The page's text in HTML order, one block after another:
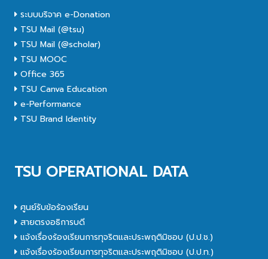
ระบบบริจาค e-Donation
TSU Mail (@tsu)
TSU Mail (@scholar)
TSU MOOC
Office 365
TSU Canva Education
e-Performance
TSU Brand Identity
TSU OPERATIONAL DATA
ศูนย์รับข้อร้องเรียน
สายตรงอธิการบดี
แจ้งเรื่องร้องเรียนการทุจริตและประพฤติมิชอบ (ป.ป.ช.)
แจ้งเรื่องร้องเรียนการทุจริตและประพฤติมิชอบ (ป.ป.ท.)